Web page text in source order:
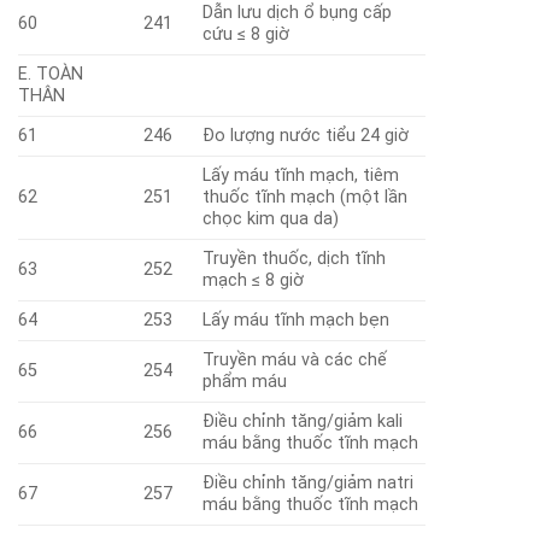
60 241
Dẫn lư­u dịch ổ bụng cấp
cứu ≤ 8 giờ
E. TOÀN
THÂN
61
246 Đo lượng nước tiểu 24 giờ
62 251
Lấy máu tĩnh mạch, tiêm
thuốc tĩnh mạch (một lần
chọc kim qua da)
63 252
Truyền thuốc, dịch tĩnh
mạch ≤ 8 giờ
64
253 Lấy máu tĩnh mạch bẹn
65 254
Truyền máu và các chế
phẩm máu
66 256
Điều chỉnh tăng/giảm kali
máu bằng thuốc tĩnh mạch
67 257
Điều chỉnh tăng/giảm natri
máu bằng thuốc tĩnh mạch